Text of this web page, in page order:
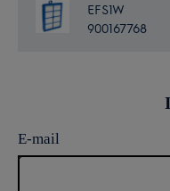
EFS1W
900167768
E-mail